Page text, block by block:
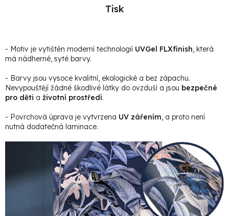
Tisk
- Motiv je vytištěn moderní technologií UVGel FLXfinish, která
má nádherné, syté barvy.
- Barvy jsou vysoce kvalitní, ekologické a bez zápachu.
Nevypouštějí žádné škodlivé látky do ovzduší a jsou bezpečné
pro děti a životní prostředí.
- Povrchová úprava je vytvrzena UV zářením, a proto není
nutná dodatečná laminace.